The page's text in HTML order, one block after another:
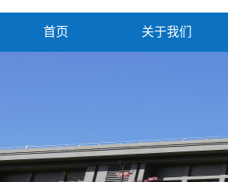
首页 关于我们